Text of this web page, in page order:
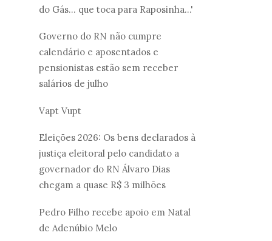
do Gás... que toca para Raposinha...'
Governo do RN não cumpre
calendário e aposentados e
pensionistas estão sem receber
salários de julho
Vapt Vupt
Eleições 2026: Os bens declarados à
justiça eleitoral pelo candidato a
governador do RN Álvaro Dias
chegam a quase R$ 3 milhões
Pedro Filho recebe apoio em Natal
de Adenúbio Melo